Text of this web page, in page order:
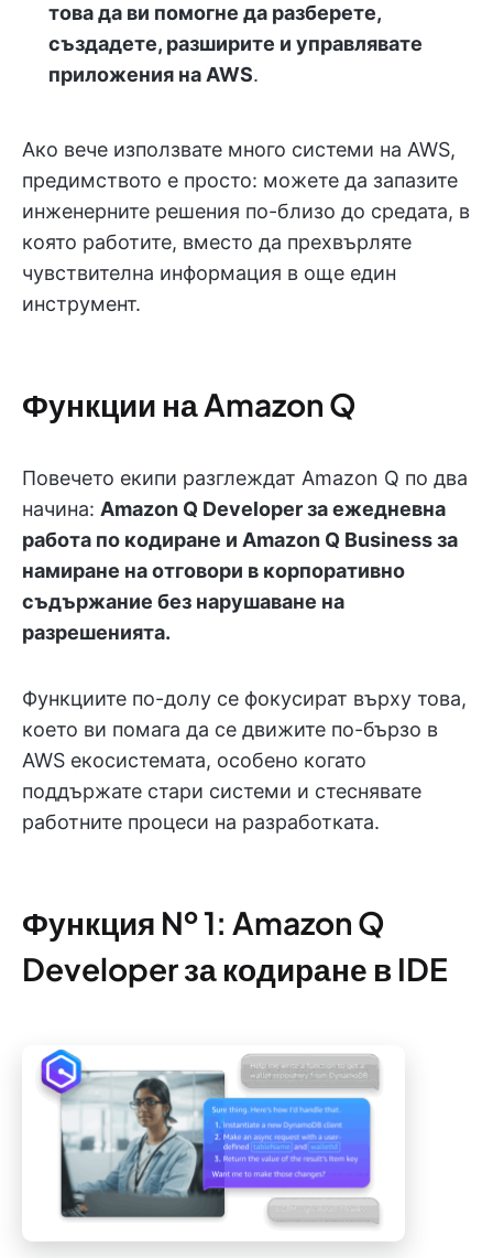
това да ви помогне да разберете,
създадете, разширите и управлявате
приложения на AWS.
Ако вече използвате много системи на AWS,
предимството е просто: можете да запазите
инженерните решения по-близо до средата, в
която работите, вместо да прехвърляте
чувствителна информация в още един
инструмент.
Функции на Amazon Q
Повечето екипи разглеждат Amazon Q по два
начина: Amazon Q Developer за ежедневна
работа по кодиране и Amazon Q Business за
намиране на отговори в корпоративно
съдържание без нарушаване на
разрешенията.
Функциите по-долу се фокусират върху това,
което ви помага да се движите по-бързо в
AWS екосистемата, особено когато
поддържате стари системи и стеснявате
работните процеси на разработката.
Функция № 1: Amazon Q
Developer за кодиране в IDE